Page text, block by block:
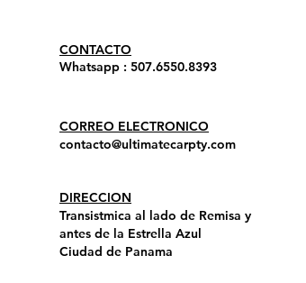
​CONTACTO
Whatsapp : 507.6550.8393
CORREO ELECTRONICO
contacto@ultimatecarpty.com
DIRECCION
Transistmica al lado de Remisa y
antes de la Estrella Azul
Ciudad de Panama